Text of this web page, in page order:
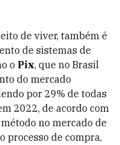
de viver, também é
de sistemas de
o Pix, que no Brasil
do mercado
por 29% de todas
2022, de acordo com
método no mercado de
processo de compra,